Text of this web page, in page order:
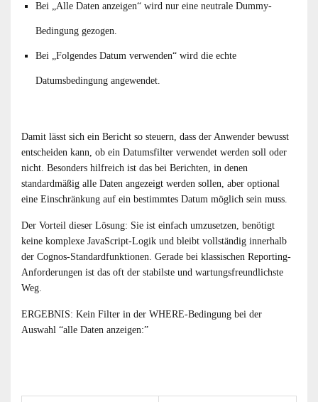
Bei „Alle Daten anzeigen“ wird nur eine neutrale Dummy-
Bedingung gezogen.
Bei „Folgendes Datum verwenden“ wird die echte
Datumsbedingung angewendet.
Damit lässt sich ein Bericht so steuern, dass der Anwender bewusst
entscheiden kann, ob ein Datumsfilter verwendet werden soll oder
nicht. Besonders hilfreich ist das bei Berichten, in denen
standardmäßig alle Daten angezeigt werden sollen, aber optional
eine Einschränkung auf ein bestimmtes Datum möglich sein muss.
Der Vorteil dieser Lösung: Sie ist einfach umzusetzen, benötigt
keine komplexe JavaScript-Logik und bleibt vollständig innerhalb
der Cognos-Standardfunktionen. Gerade bei klassischen Reporting-
Anforderungen ist das oft der stabilste und wartungsfreundlichste
Weg.
ERGEBNIS: Kein Filter in der WHERE-Bedingung bei der
Auswahl “alle Daten anzeigen:”